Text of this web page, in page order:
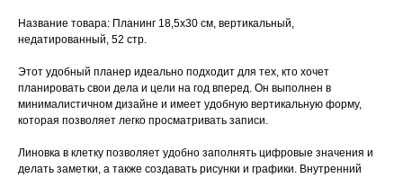
Название товара: Планинг 18,5х30 см, вертикальный,
недатированный, 52 стр.
Этот удобный планер идеально подходит для тех, кто хочет
планировать свои дела и цели на год вперед. Он выполнен в
минималистичном дизайне и имеет удобную вертикальную форму,
которая позволяет легко просматривать записи.
Линовка в клетку позволяет удобно заполнять цифровые значения и
делать заметки, а также создавать рисунки и графики. Внутренний